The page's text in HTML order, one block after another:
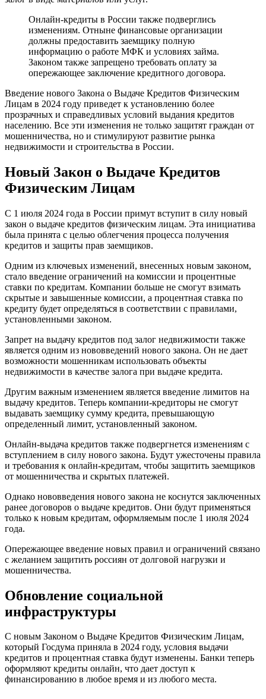
Онлайн-кредиты в России также подверглись
изменениям. Отныне финансовые организации
должны предоставить заемщику полную
информацию о работе МФК и условиях займа.
Законом также запрещено требовать оплату за
опережающее заключение кредитного договора.
Введение нового Закона о Выдаче Кредитов Физическим
Лицам в 2024 году приведет к установлению более
прозрачных и справедливых условий выдания кредитов
населению. Все эти изменения не только защитят граждан от
мошенничества, но и стимулируют развитие рынка
недвижимости и строительства в России.
Новый Закон о Выдаче Кредитов
Физическим Лицам
С 1 июля 2024 года в России примут вступит в силу новый
закон о выдаче кредитов физическим лицам. Эта инициатива
была принята с целью облегчения процесса получения
кредитов и защиты прав заемщиков.
Одним из ключевых изменений, внесенных новым законом,
стало введение ограничений на комиссии и процентные
ставки по кредитам. Компании больше не смогут взимать
скрытые и завышенные комиссии, а процентная ставка по
кредиту будет определяться в соответствии с правилами,
установленными законом.
Запрет на выдачу кредитов под залог недвижимости также
является одним из нововведений нового закона. Он не дает
возможности мошенникам использовать объекты
недвижимости в качестве залога при выдаче кредита.
Другим важным изменением является введение лимитов на
выдачу кредитов. Теперь компании-кредиторы не смогут
выдавать заемщику сумму кредита, превышающую
определенный лимит, установленный законом.
Онлайн-выдача кредитов также подвергнется изменениям с
вступлением в силу нового закона. Будут ужесточены правила
и требования к онлайн-кредитам, чтобы защитить заемщиков
от мошенничества и скрытых платежей.
Однако нововведения нового закона не коснутся заключенных
ранее договоров о выдаче кредитов. Они будут применяться
только к новым кредитам, оформляемым после 1 июля 2024
года.
Опережающее введение новых правил и ограничений связано
с желанием защитить россиян от долговой нагрузки и
мошенничества.
Обновление социальной
инфраструктуры
С новым Законом о Выдаче Кредитов Физическим Лицам,
который Госдума приняла в 2024 году, условия выдачи
кредитов и процентная ставка будут изменены. Банки теперь
оформляют кредиты онлайн, что дает доступ к
финансированию в любое время и из любого места.